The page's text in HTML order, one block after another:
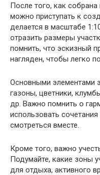
После того, как
можно приступать к
делается в масштабе
отразить размеры
помнить, что эскизный
нагляден, чтобы легко
Основными элементами
газоны, цветники,
др. Важно помнить о
использовать
смотреться вместе.
Кроме того, важно
Подумайте, какие зоны
для отдыха, активного